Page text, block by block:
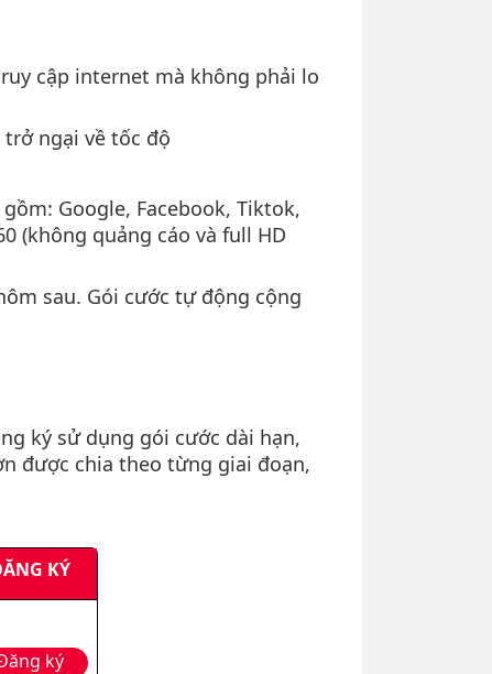
cập internet mà không phải lo
ngại về tốc độ
Google, Facebook, Tiktok,
(không quảng cáo và full HD
sau. Gói cước tự động cộng
ký sử dụng gói cước dài hạn,
được chia theo từng giai đoạn,
KÝ
ký